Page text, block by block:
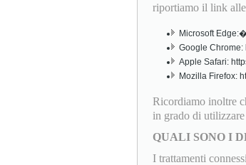
riportiamo il link
Microsoft
Google Chrome:
Apple Safari:
Mozilla Firefox:
Ricordiamo inoltre
in grado di
QUALI SONO I
I trattamenti